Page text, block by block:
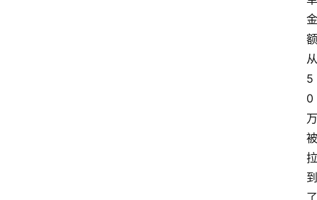
金
额
从
5
0
万
被
拉
到
了